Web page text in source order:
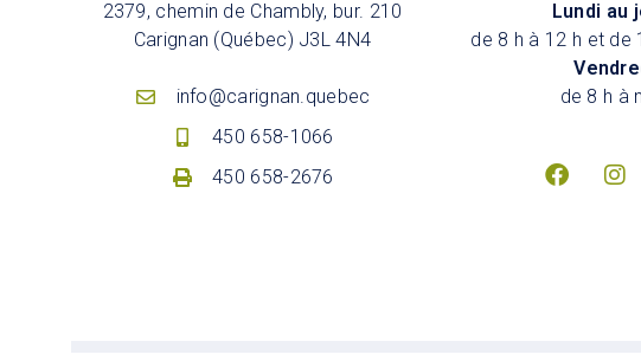
2379, chemin de Chambly, bur. 210
Carignan (Québec) J3L 4N4
info@carignan.quebec
450 658-1066
450 658-2676
Lundi au
de 8 h à 12 h et de
de 8 h à